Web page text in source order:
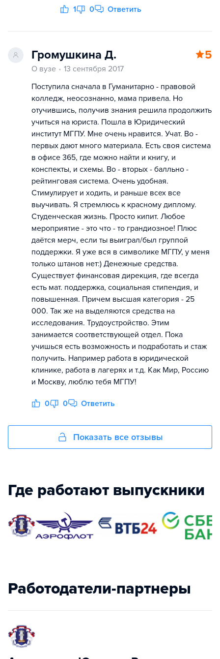
1 0 Ответить
Громушкина Д. 5
О вузе
13 сентября 2017
Поступила сначала в Гуманитарно - правовой
колледж, неосознанно, мама привела. Но
отучившись, получив знания решила продолжить
учиться на юриста. Пошла в Юридический
институт МГПУ. Мне очень нравится. Учат. Во -
первых дают много материала. Есть своя система
в офисе 365, где можно найти и книгу, и
конспекты, и схемы. Во - вторых - балльно -
рейтинговая система. Очень удобная.
Стимулирует и ходить, и раньше всех все
выучивать. Я стремлюсь к красному диплому.
Студенческая жизнь. Просто кипит. Любое
мероприятие - это что - то грандиозное! Плюс
даётся мерч, если ты выиграл/был группой
поддержки. Я уже вся в символике МГПУ, у меня
только штанов нет:) Денежные средства.
Существует финансовая дирекция, где всегда
есть мат. поддержка, социальная стипендия, и
повышенная. Причем высшая категория - 25
000. Так же на выделяются средства на
исследования. Трудоустройство. Этим
занимается соответствующей отдел. Пока
учишься есть возможность и подработать и стаж
получить. Например работа в юридической
клинике, работа в лагерях и т.д. Как Мир, Россию
и Москву, люблю тебя МГПУ!
0 0 Ответить
Показать все отзывы
Где работают выпускники
Работодатели-партнеры